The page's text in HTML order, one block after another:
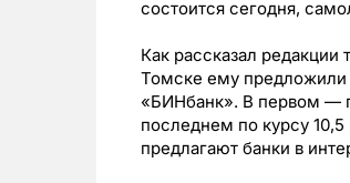
состоится сегодня,
Как рассказал
Томске ему предложили
«БИНбанк». В первом —
последнем по курсу
предлагают банки в